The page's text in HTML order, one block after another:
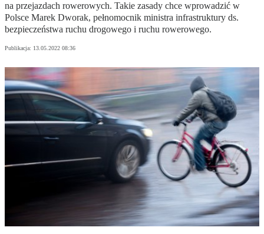
na przejazdach rowerowych. Takie zasady chce wprowadzić w
Polsce Marek Dworak, pełnomocnik ministra infrastruktury ds.
bezpieczeństwa ruchu drogowego i ruchu rowerowego.
Publikacja: 13.05.2022 08:36